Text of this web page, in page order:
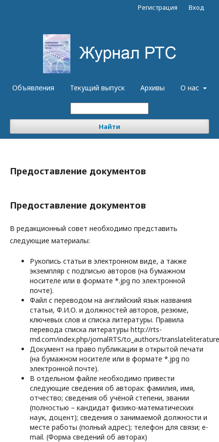
Объявления Текущий выпуск Архивы О нас
Найти
Регистрация Вход
Предоставление документов
Предоставление документов
В редакционный совет необходимо представить
следующие материалы:
Рукопись статьи в электронном виде, а также
экземпляр с подписью авторов (на бумажном
носителе или в формате *.jpg по электронной
почте).
Файл с переводом на английский язык названия
статьи, Ф.И.О. и должностей авторов, резюме,
ключевых слов и списка литературы. Правила
перевода списка литературы http://rts-
md.com/index.php/jornalRTS/to_authors/translateliterature
Документ на право публикации в открытой печати
(на бумажном носителе или в формате *.jpg по
электронной почте).
В отдельном файле необходимо привести
следующие сведения об авторах: фамилия, имя,
отчество; сведения об учёной степени, звании
(полностью – кандидат физико-математических
наук, доцент); сведения о занимаемой должности и
месте работы (полный адрес); телефон для связи; e-
mail. (Форма сведений об авторах)